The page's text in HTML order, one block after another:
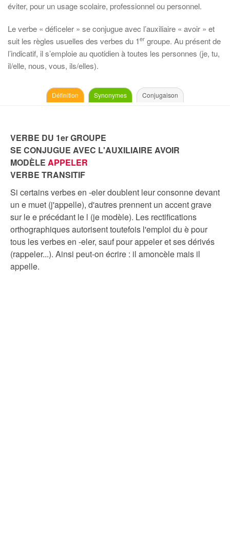
éviter, pour un usage scolaire, professionnel ou personnel.
Le verbe « déficeler » se conjugue avec l’auxiliaire « avoir » et
suit les règles usuelles des verbes du 1er groupe. Au présent de
l’indicatif, il s’emploie au quotidien à toutes les personnes (je, tu,
il/elle, nous, vous, ils/elles).
Définition Synonymes Conjugaison
VERBE DU 1er GROUPE
SE CONJUGUE AVEC L'AUXILIAIRE AVOIR
MODÈLE APPELER
VERBE TRANSITIF
Si certains verbes en -eler doublent leur consonne devant
un e muet (j'appelle), d'autres prennent un accent grave
sur le e précédant le l (je modèle). Les rectifications
orthographiques autorisent toutefois l'emploi du è pour
tous les verbes en -eler, sauf pour appeler et ses dérivés
(rappeler...). Ainsi peut-on écrire : il amoncèle mais il
appelle.